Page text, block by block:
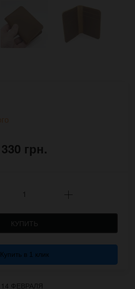
330 грн.
КУПИТЬ
Купить в 1 клик
14 ФЕВРАЛЯ